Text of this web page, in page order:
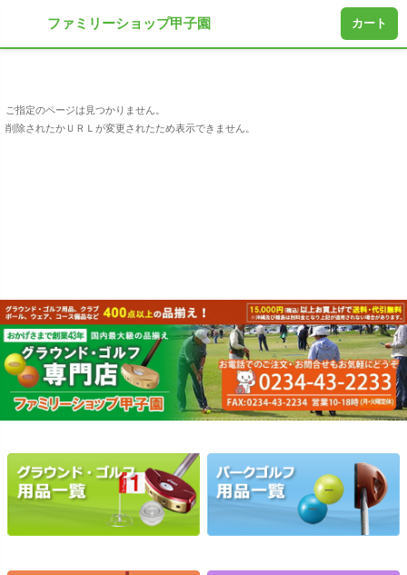
ご指定のページは見つかりません。
削除されたかＵＲＬが変更されたため表示できません。
ファミリーショップ甲子園 カート